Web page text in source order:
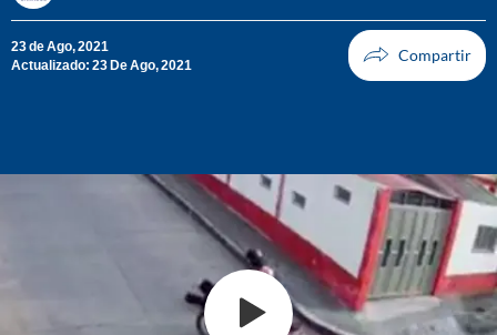
23 de Ago, 2021
Actualizado: 23 De Ago, 2021